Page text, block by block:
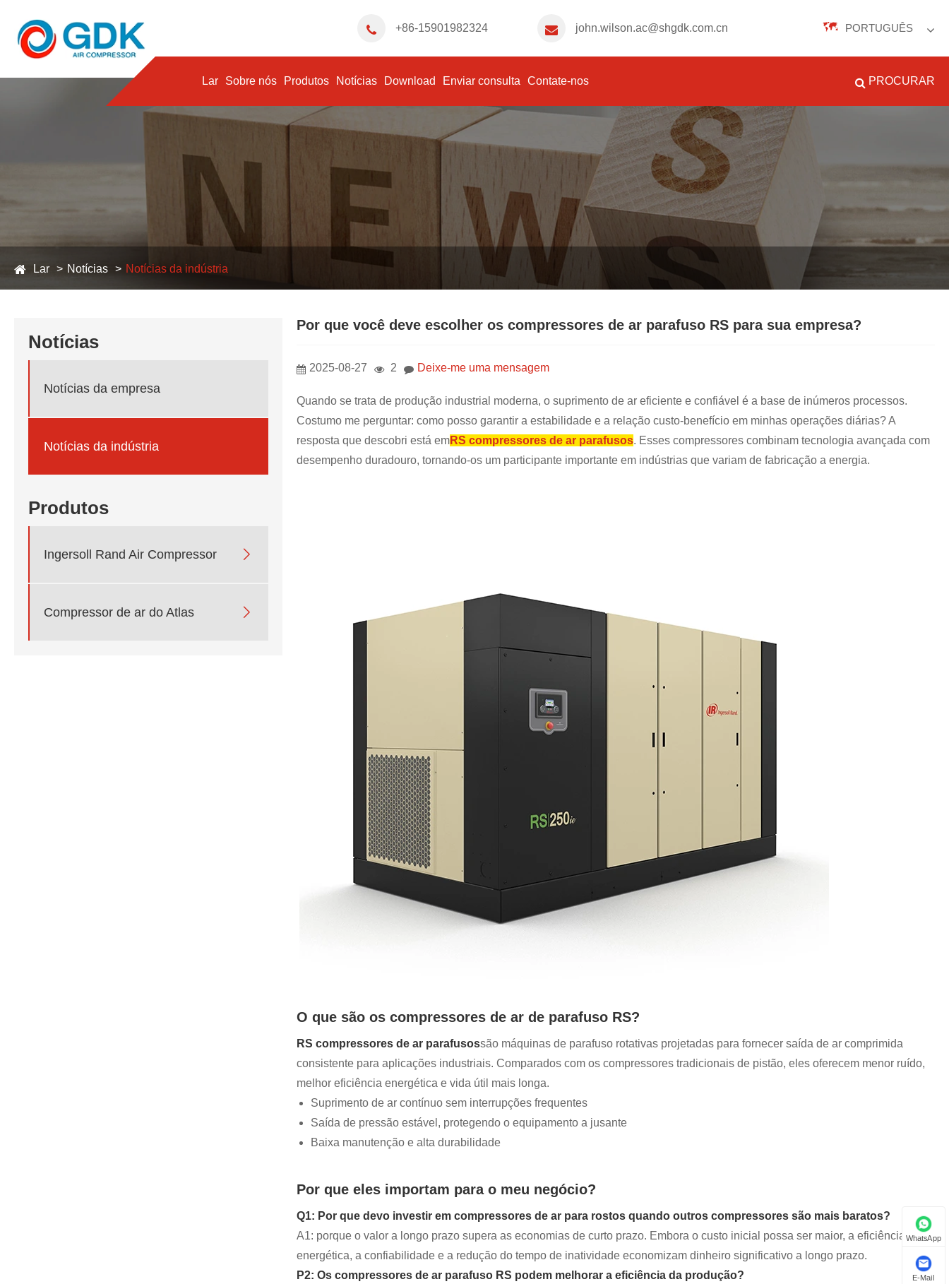
+86-15901982324 john.wilson.ac@shgdk.com.cn PORTUGUÊS
English
Español
Français
日本語
Deutsch
tiếng Việt
العربية
PROCURAR
Lar Sobre nós Produtos Notícias Download Enviar consulta Contate-nos
Lar Notícias Notícias da indústria
Notícias
Notícias da empresa
Notícias da indústria
Produtos
Ingersoll Rand Air Compressor 
Compressor de ar do Atlas 
Por que você deve escolher os compressores de ar parafuso RS para sua empresa?
2025-08-27 2 Deixe-me uma mensagem
Quando se trata de produção industrial moderna, o suprimento de ar eficiente e confiável é a base de inúmeros processos.
Costumo me perguntar: como posso garantir a estabilidade e a relação custo-benefício em minhas operações diárias? A
resposta que descobri está emRS compressores de ar parafusos. Esses compressores combinam tecnologia avançada com
desempenho duradouro, tornando-os um participante importante em indústrias que variam de fabricação a energia.
O que são os compressores de ar de parafuso RS?
RS compressores de ar parafusossão máquinas de parafuso rotativas projetadas para fornecer saída de ar comprimida
consistente para aplicações industriais. Comparados com os compressores tradicionais de pistão, eles oferecem menor ruído,
melhor eficiência energética e vida útil mais longa.
Suprimento de ar contínuo sem interrupções frequentes
Saída de pressão estável, protegendo o equipamento a jusante
Baixa manutenção e alta durabilidade
Por que eles importam para o meu negócio?
Q1: Por que devo investir em compressores de ar para rostos quando outros compressores são mais baratos?
A1: porque o valor a longo prazo supera as economias de curto prazo. Embora o custo inicial possa ser maior, a eficiência
energética, a confiabilidade e a redução do tempo de inatividade economizam dinheiro significativo a longo prazo.
P2: Os compressores de ar parafuso RS podem melhorar a eficiência da produção?
WhatsApp
E-Mail